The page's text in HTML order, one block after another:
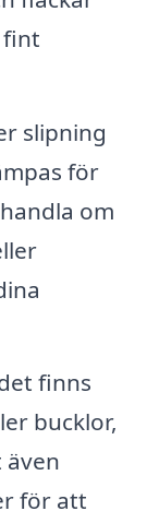
fint
slipning
för
om
finns
bucklor,
för att